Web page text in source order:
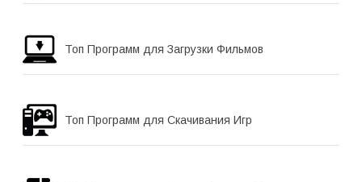
Топ Программ для Загрузки Фильмов
Топ Программ для Скачивания Игр